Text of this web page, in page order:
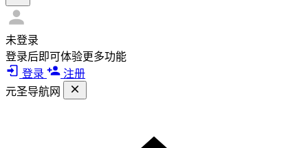
未登录
登录后即可体验更多功能
登录
注册
元圣导航网